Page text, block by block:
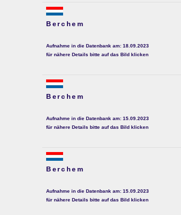
Berchem
Aufnahme in die Datenbank am: 18.09.2023
für nähere Details bitte auf das Bild klicken
Berchem
Aufnahme in die Datenbank am: 15.09.2023
für nähere Details bitte auf das Bild klicken
Berchem
Aufnahme in die Datenbank am: 15.09.2023
für nähere Details bitte auf das Bild klicken